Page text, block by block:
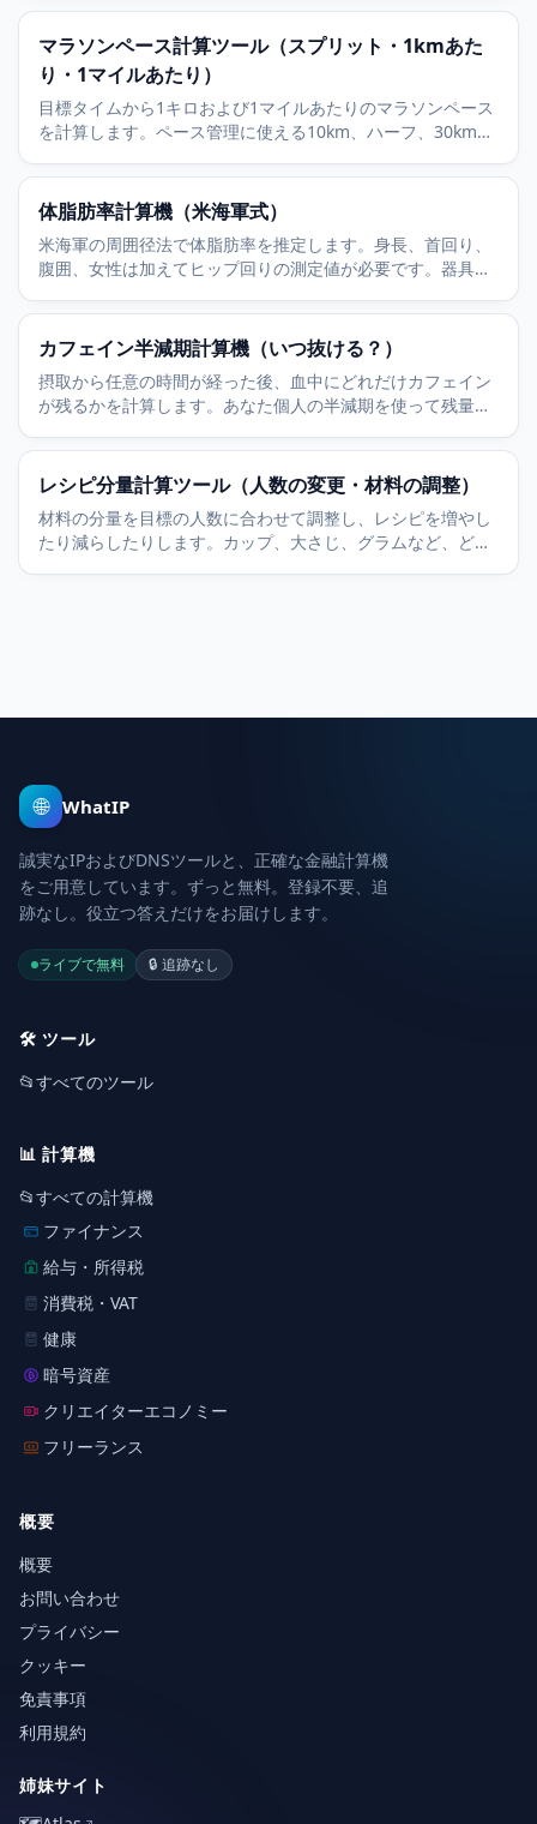
マラソンペース計算ツール（スプリット・1kmあた
り・1マイルあたり）
目標タイムから1キロおよび1マイルあたりのマラソンペース
を計算します。ペース管理に使える10km、ハーフ、30kmの
体脂肪率計算機（米海軍式）
米海軍の周囲径法で体脂肪率を推定します。身長、首回り、
腹囲、女性は加えてヒップ回りの測定値が必要です。器具な
カフェイン半減期計算機（いつ抜ける？）
摂取から任意の時間が経った後、血中にどれだけカフェイン
が残るかを計算します。あなた個人の半減期を使って残量を
レシピ分量計算ツール（人数の変更・材料の調整）
材料の分量を目標の人数に合わせて調整し、レシピを増やし
たり減らしたりします。カップ、大さじ、グラムなど、どの
🌐 WhatIP
誠実なIPおよびDNSツールと、正確な金融計算機
をご用意しています。ずっと無料。登録不要、追
跡なし。役立つ答えだけをお届けします。
ライブで無料 🔒 追跡なし
🛠️ ツール
📂すべてのツール
📊計算機
📂すべての計算機
ファイナンス
給与・所得税
消費税・VAT
健康
暗号資産
クリエイターエコノミー
フリーランス
概要
概要
お問い合わせ
プライバシー
クッキー
免責事項
利用規約
姉妹サイト